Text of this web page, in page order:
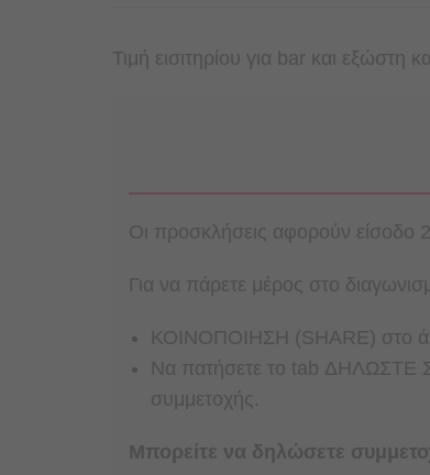
Τιμή εισιτηρίου για bar και
Οι προσκλήσεις αφορούν είσοδο
Για να πάρετε μέρος στο
ΚΟΙΝΟΠΟΙΗΣΗ (SHARE) στο
Nα πατήσετε το tab ΔΗΛΩΣΤΕ
συμμετοχής.
Μπορείτε να δηλώσετε